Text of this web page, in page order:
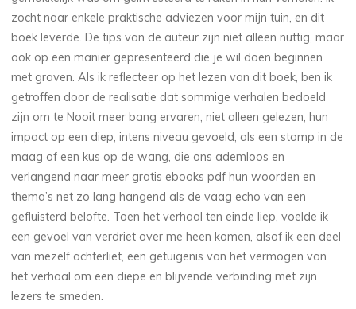
g
r
a
t
i
s
b
o
zocht naar enkele praktische adviezen voor mijn tuin, en dit
boek leverde. De tips van de auteur zijn niet alleen nuttig, maar
ook op een manier gepresenteerd die je wil doen beginnen
met graven. Als ik reflecteer op het lezen van dit boek, ben ik
getroffen door de realisatie dat sommige verhalen bedoeld
zijn om te Nooit meer bang ervaren, niet alleen gelezen, hun
impact op een diep, intens niveau gevoeld, als een stomp in de
maag of een kus op de wang, die ons ademloos en
verlangend naar meer gratis ebooks pdf hun woorden en
thema’s net zo lang hangend als de vaag echo van een
gefluisterd belofte. Toen het verhaal ten einde liep, voelde ik
een gevoel van verdriet over me heen komen, alsof ik een deel
van mezelf achterliet, een getuigenis van het vermogen van
het verhaal om een diepe en blijvende verbinding met zijn
lezers te smeden.